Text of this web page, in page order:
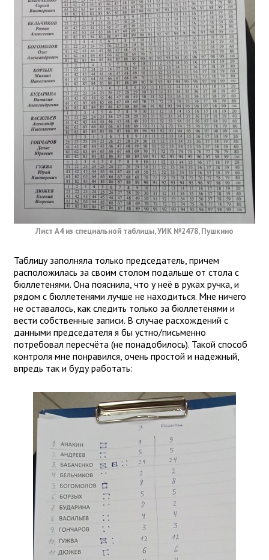
Лист А4 из специальной таблицы, УИК №2478, Пушкино
Таблицу заполняла только председатель, причем
расположилась за своим столом подальше от стола с
бюллетенями. Она пояснила, что у неё в руках ручка, и
рядом с бюллетенями лучше не находиться. Мне ничего
не оставалось, как следить только за бюллетенями и
вести собственные записи. В случае расхождений с
данными председателя я бы устно/письменно
потребовал пересчёта (не понадобилось). Такой способ
контроля мне понравился, очень простой и надежный,
впредь так и буду работать: